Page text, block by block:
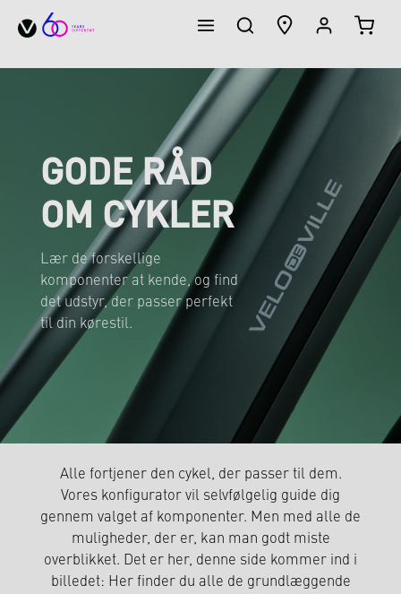
GODE RÅD
OM CYKLER
Lær de forskellige
komponenter at kende, og find
det udstyr, der passer perfekt
til din kørestil.
Alle fortjener den cykel, der passer til dem.
Vores konfigurator vil selvfølgelig guide dig
gennem valget af komponenter. Men med alle de
muligheder, der er, kan man godt miste
overblikket. Det er her, denne side kommer ind i
billedet: Her finder du alle de grundlæggende